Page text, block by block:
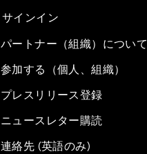
サインイン
パートナー（組織）につい
参加する（個人、組織）
プレスリリース登録
ニュースレター購読
連絡先 (英語のみ)